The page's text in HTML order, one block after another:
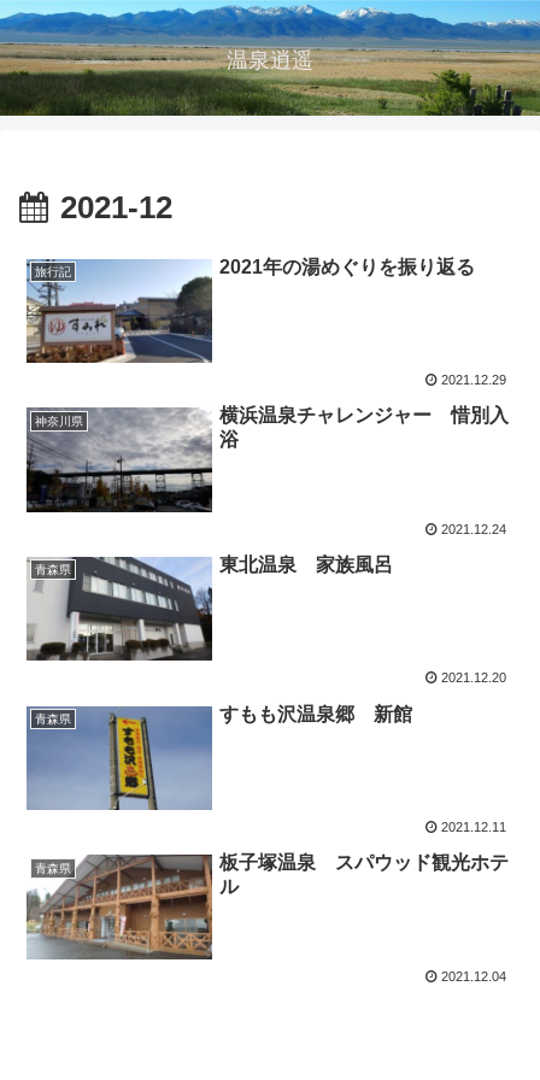
温泉逍遥
2021-12
旅行記 2021年の湯めぐりを振り返る
2021.12.29
神奈川県
横浜温泉チャレンジャー 惜別入
浴
2021.12.24
青森県 東北温泉 家族風呂
2021.12.20
青森県 すもも沢温泉郷 新館
2021.12.11
青森県
板子塚温泉 スパウッド観光ホテ
ル
2021.12.04